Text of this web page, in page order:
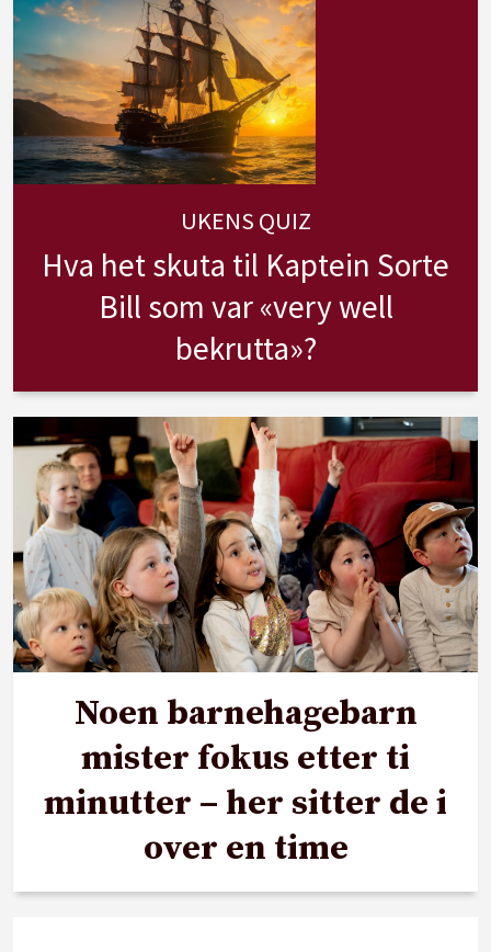
UKENS QUIZ
Hva het skuta til Kaptein Sorte
Bill som var «very well
bekrutta»?
Noen barnehagebarn
mister fokus etter ti
minutter – her sitter de i
over en time